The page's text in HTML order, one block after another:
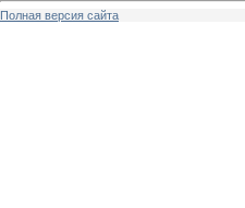
Полная версия сайта